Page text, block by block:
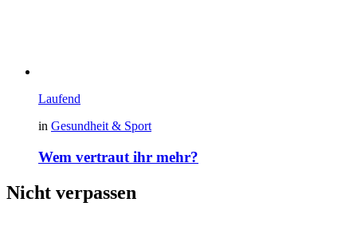
Laufend
in Gesundheit & Sport
Wem vertraut ihr mehr?
Nicht verpassen